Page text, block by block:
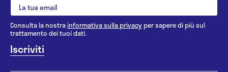
Consulta la nostrainformativa sulla privacy per sapere di più sul
trattamento dei tuoi dati.